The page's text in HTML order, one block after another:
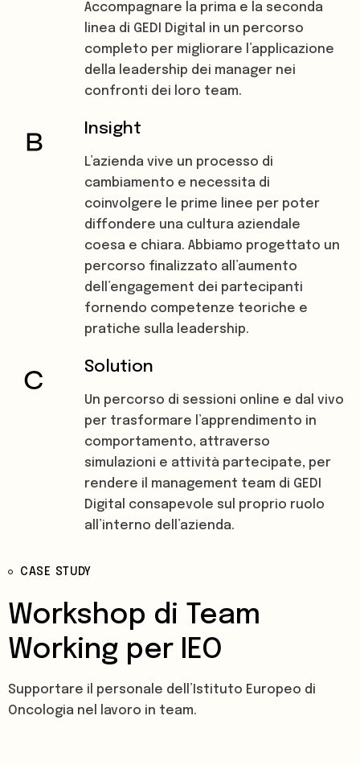
Accompagnare la prima e la seconda
linea di GEDI Digital in un percorso
completo per migliorare l’applicazione
della leadership dei manager nei
confronti dei loro team.
Insight
L’azienda vive un processo di
cambiamento e necessita di
coinvolgere le prime linee per poter
diffondere una cultura aziendale
coesa e chiara. Abbiamo progettato un
percorso finalizzato all’aumento
dell’engagement dei partecipanti
fornendo competenze teoriche e
pratiche sulla leadership.
Solution
Un percorso di sessioni online e dal vivo
per trasformare l’apprendimento in
comportamento, attraverso
simulazioni e attività partecipate, per
rendere il management team di GEDI
Digital consapevole sul proprio ruolo
all’interno dell’azienda.
CASE STUDY
Workshop di Team
Working per IEO
Supportare il personale dell’Istituto Europeo di
Oncologia nel lavoro in team.